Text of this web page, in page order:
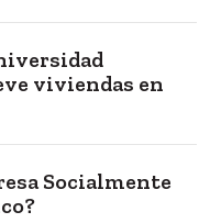
viviendas en
Socialmente